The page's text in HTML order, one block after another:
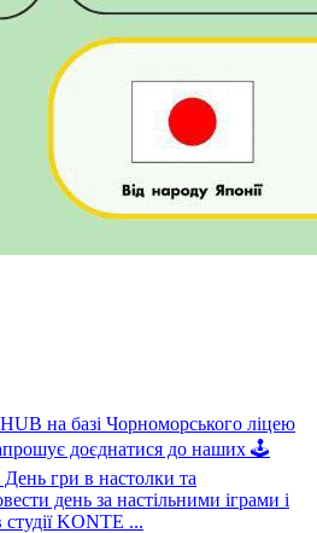
на базі Чорноморського ліцею
доєднатися до наших 🕹
гри в настолки та
день за настільними іграми і
KONTE ...